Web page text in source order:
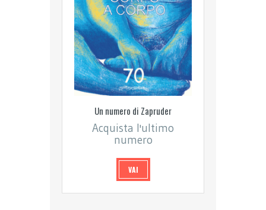
Un numero di Zapruder
Acquista l'ultimo
numero
VAI